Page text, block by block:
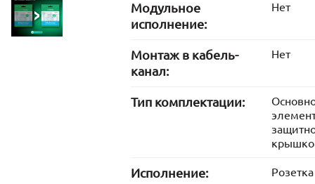
Модульное
исполнение:
Нет
Монтаж в кабель-
канал:
Нет
Тип комплектации:
Исполнение: Розетка